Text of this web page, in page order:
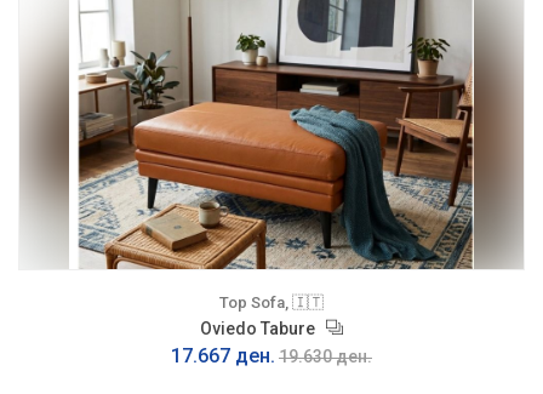
Top Sofa, 🇮🇹
Oviedo Tabure
17.667 ден. 19.630 ден.